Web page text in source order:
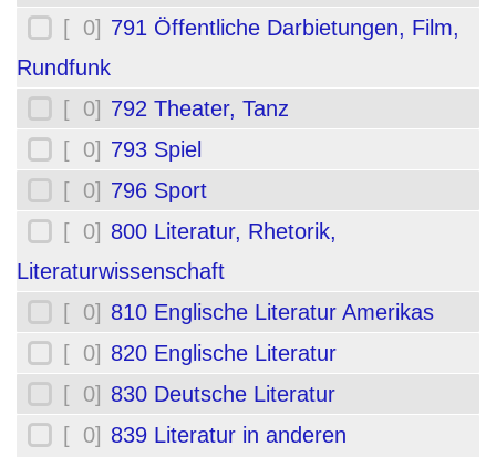
[ 0] 791 Öffentliche Darbietungen, Film,
Rundfunk
[ 0] 792 Theater, Tanz
[ 0] 793 Spiel
[ 0] 796 Sport
[ 0] 800 Literatur, Rhetorik,
Literaturwissenschaft
[ 0] 810 Englische Literatur Amerikas
[ 0] 820 Englische Literatur
[ 0] 830 Deutsche Literatur
[ 0] 839 Literatur in anderen